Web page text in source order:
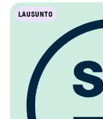
LAUSUNTO